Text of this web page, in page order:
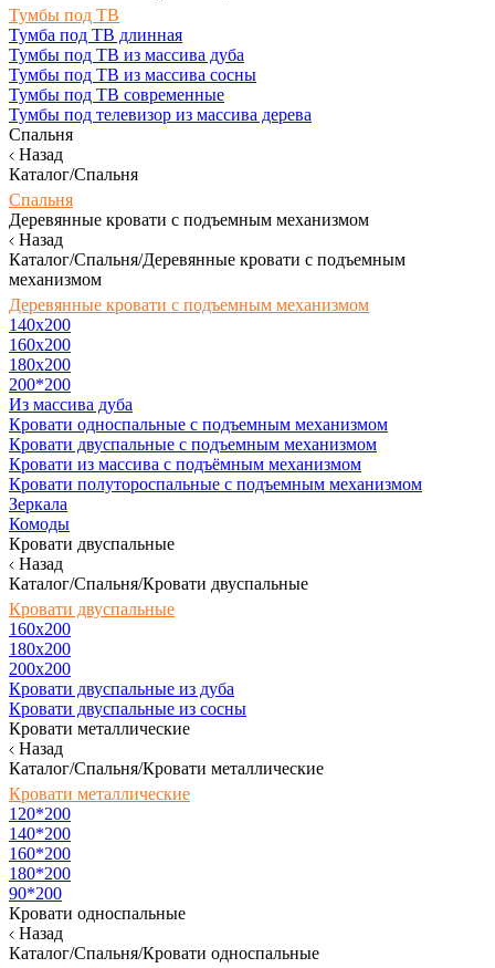
Тумбы под ТВ
Тумба под ТВ длинная
Тумбы под ТВ из массива дуба
Тумбы под ТВ из массива сосны
Тумбы под ТВ современные
Тумбы под телевизор из массива дерева
Спальня
Назад
Каталог/Спальня
Спальня
Деревянные кровати с подъемным механизмом
Назад
Каталог/Спальня/Деревянные кровати с подъемным
механизмом
Деревянные кровати с подъемным механизмом
140x200
160х200
180х200
200*200
Из массива дуба
Кровати односпальные с подъемным механизмом
Кровати двуспальные с подъемным механизмом
Кровати из массива с подъёмным механизмом
Кровати полутороспальные с подъемным механизмом
Зеркала
Комоды
Кровати двуспальные
Назад
Каталог/Спальня/Кровати двуспальные
Кровати двуспальные
160х200
180x200
200x200
Кровати двуспальные из дуба
Кровати двуспальные из сосны
Кровати металлические
Назад
Каталог/Спальня/Кровати металлические
Кровати металлические
120*200
140*200
160*200
180*200
90*200
Кровати односпальные
Назад
Каталог/Спальня/Кровати односпальные